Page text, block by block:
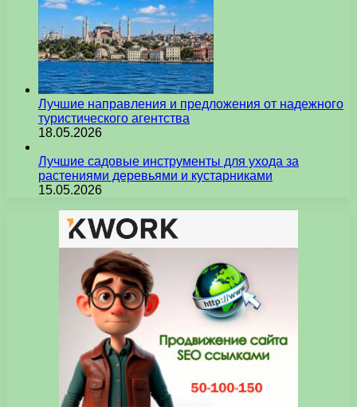
Лучшие направления и предложения от надежного
туристического агентства
18.05.2026
Лучшие садовые инструменты для ухода за
растениями деревьями и кустарниками
15.05.2026